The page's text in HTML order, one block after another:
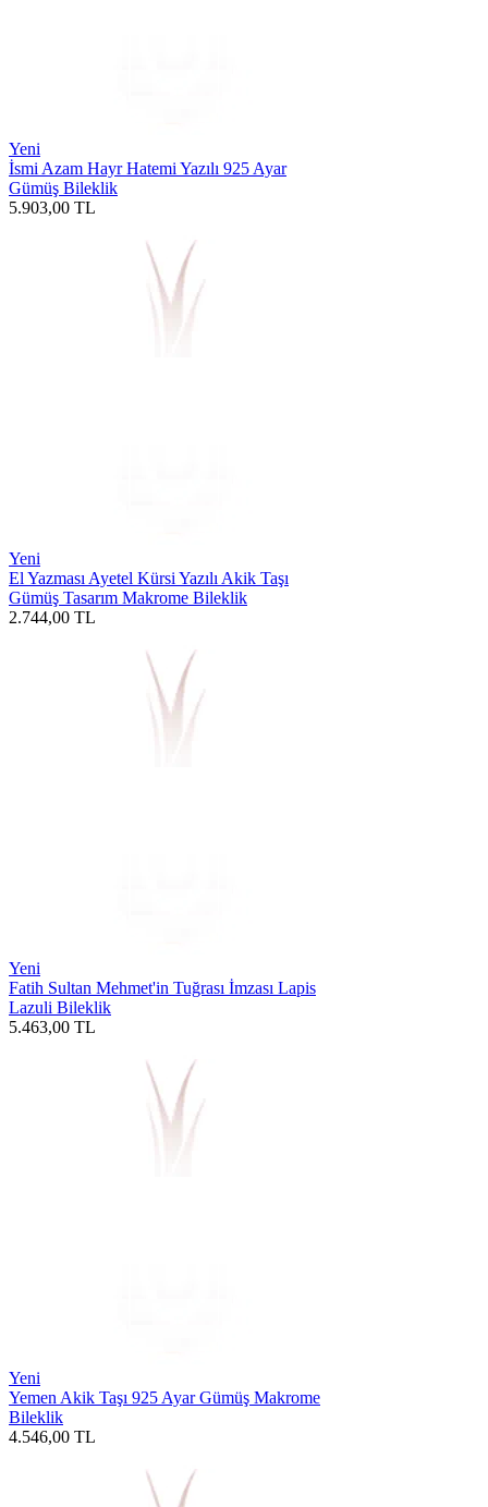
Yeni
İsmi Azam Hayr Hatemi Yazılı 925 Ayar
Gümüş Bileklik
5.903,00 TL
Yeni
El Yazması Ayetel Kürsi Yazılı Akik Taşı
Gümüş Tasarım Makrome Bileklik
2.744,00 TL
Yeni
Fatih Sultan Mehmet'in Tuğrası İmzası Lapis
Lazuli Bileklik
5.463,00 TL
Yeni
Yemen Akik Taşı 925 Ayar Gümüş Makrome
Bileklik
4.546,00 TL